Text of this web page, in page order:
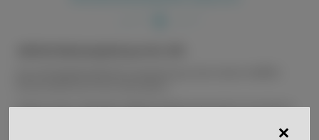
Aufgrund der schlechten Wetterverhältnisse konnte im Anschluss
Feuerwehreinsatzwagens stattfinden. Zu Staunen gab es dennoch: